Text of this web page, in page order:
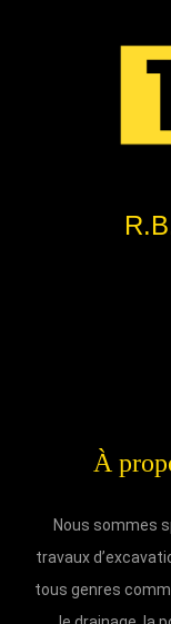
À
Nous sommes
travaux
tous genres